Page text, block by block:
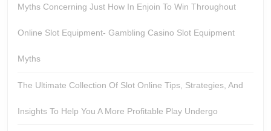
Myths Concerning Just How In Enjoin To Win Throughout
Online Slot Equipment- Gambling Casino Slot Equipment
Myths
The Ultimate Collection Of Slot Online Tips, Strategies, And
Insights To Help You A More Profitable Play Undergo